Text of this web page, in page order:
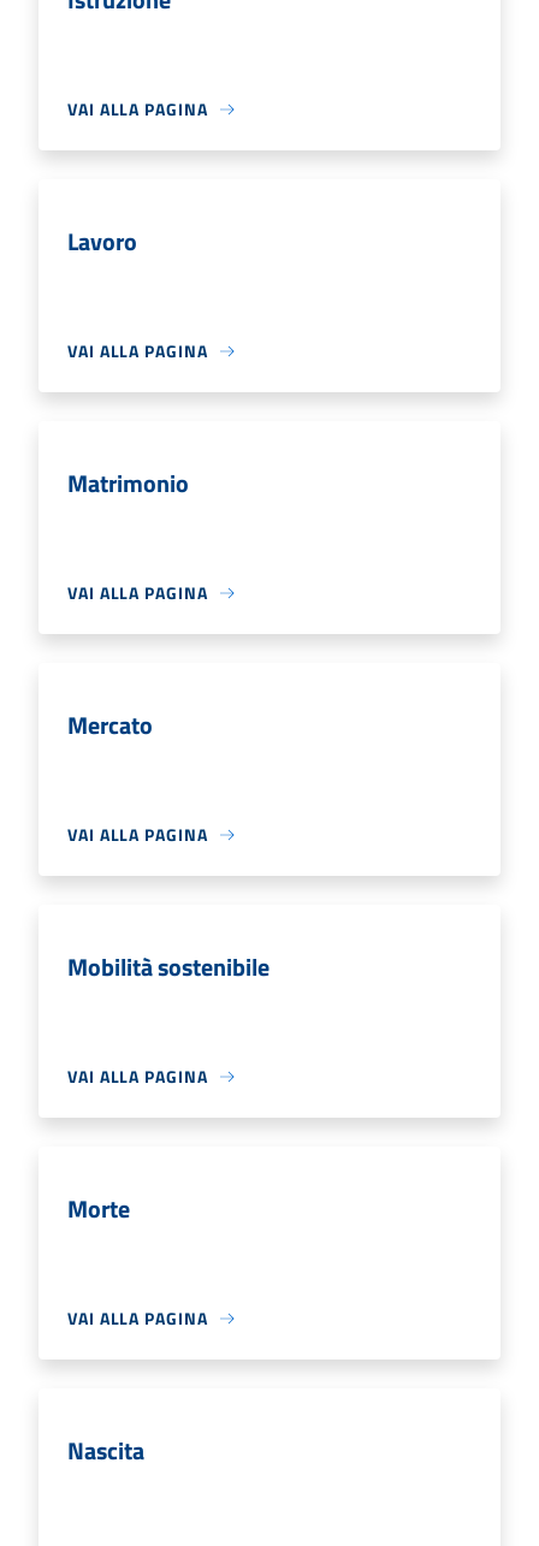
VAI ALLA PAGINA
Lavoro
VAI ALLA PAGINA
Matrimonio
VAI ALLA PAGINA
Mercato
VAI ALLA PAGINA
Mobilità sostenibile
VAI ALLA PAGINA
Morte
VAI ALLA PAGINA
Nascita